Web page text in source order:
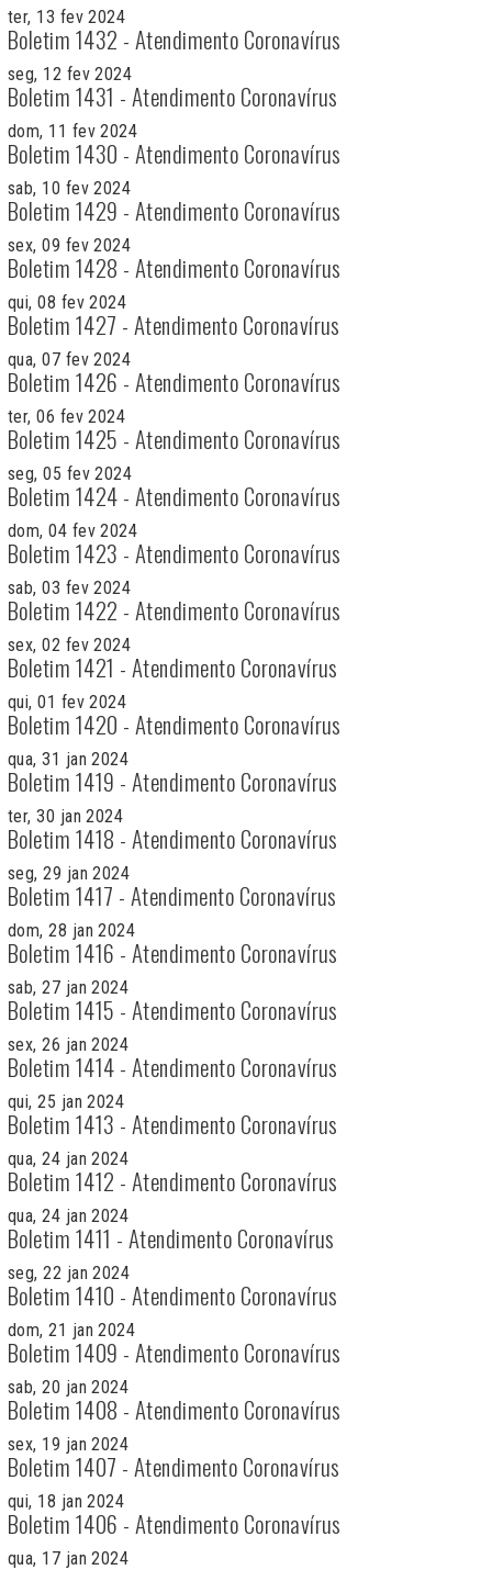
ter, 13 fev 2024
Boletim 1432 - Atendimento Coronavírus
seg, 12 fev 2024
Boletim 1431 - Atendimento Coronavírus
dom, 11 fev 2024
Boletim 1430 - Atendimento Coronavírus
sab, 10 fev 2024
Boletim 1429 - Atendimento Coronavírus
sex, 09 fev 2024
Boletim 1428 - Atendimento Coronavírus
qui, 08 fev 2024
Boletim 1427 - Atendimento Coronavírus
qua, 07 fev 2024
Boletim 1426 - Atendimento Coronavírus
ter, 06 fev 2024
Boletim 1425 - Atendimento Coronavírus
seg, 05 fev 2024
Boletim 1424 - Atendimento Coronavírus
dom, 04 fev 2024
Boletim 1423 - Atendimento Coronavírus
sab, 03 fev 2024
Boletim 1422 - Atendimento Coronavírus
sex, 02 fev 2024
Boletim 1421 - Atendimento Coronavírus
qui, 01 fev 2024
Boletim 1420 - Atendimento Coronavírus
qua, 31 jan 2024
Boletim 1419 - Atendimento Coronavírus
ter, 30 jan 2024
Boletim 1418 - Atendimento Coronavírus
seg, 29 jan 2024
Boletim 1417 - Atendimento Coronavírus
dom, 28 jan 2024
Boletim 1416 - Atendimento Coronavírus
sab, 27 jan 2024
Boletim 1415 - Atendimento Coronavírus
sex, 26 jan 2024
Boletim 1414 - Atendimento Coronavírus
qui, 25 jan 2024
Boletim 1413 - Atendimento Coronavírus
qua, 24 jan 2024
Boletim 1412 - Atendimento Coronavírus
qua, 24 jan 2024
Boletim 1411 - Atendimento Coronavírus
seg, 22 jan 2024
Boletim 1410 - Atendimento Coronavírus
dom, 21 jan 2024
Boletim 1409 - Atendimento Coronavírus
sab, 20 jan 2024
Boletim 1408 - Atendimento Coronavírus
sex, 19 jan 2024
Boletim 1407 - Atendimento Coronavírus
qui, 18 jan 2024
Boletim 1406 - Atendimento Coronavírus
qua, 17 jan 2024